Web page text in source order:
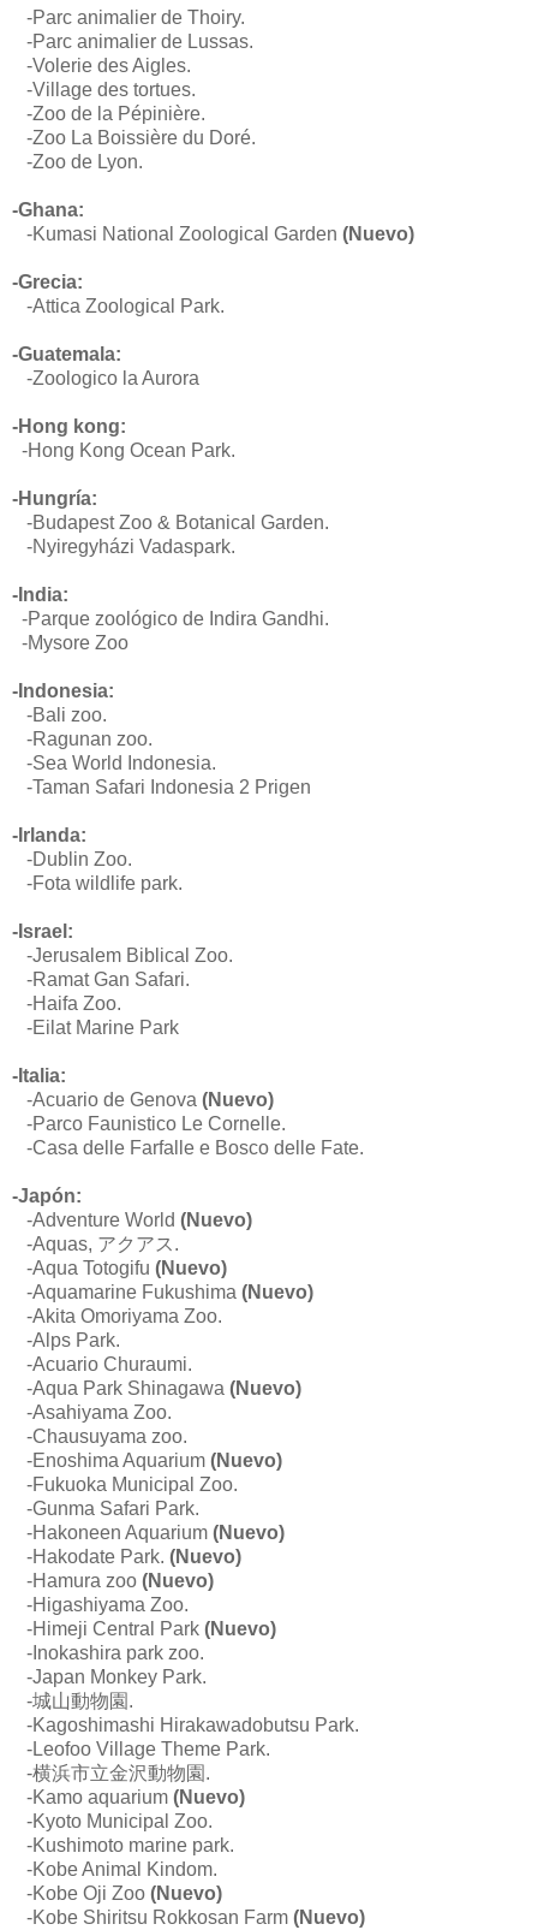
-Parc animalier de Thoiry.
-Parc animalier de Lussas.
-Volerie des Aigles.
-Village des tortues.
-Zoo de la Pépinière.
-Zoo La Boissière du Doré.
-Zoo de Lyon.
-Ghana:
-Kumasi National Zoological Garden (Nuevo)
-Grecia:
-Attica Zoological Park.
-Guatemala:
-Zoologico la Aurora
-Hong kong:
-Hong Kong Ocean Park.
-Hungría:
-Budapest Zoo & Botanical Garden.
-Nyiregyházi Vadaspark.
-India:
-Parque zoológico de Indira Gandhi.
-Mysore Zoo
-Indonesia:
-Bali zoo.
-Ragunan zoo.
-Sea World Indonesia.
-Taman Safari Indonesia 2 Prigen
-Irlanda:
-Dublin Zoo.
-Fota wildlife park.
-Israel:
-Jerusalem Biblical Zoo.
-Ramat Gan Safari.
-Haifa Zoo.
-Eilat Marine Park
-Italia:
-Acuario de Genova (Nuevo)
-Parco Faunistico Le Cornelle.
-Casa delle Farfalle e Bosco delle Fate.
-Japón:
-Adventure World (Nuevo)
-Aquas, アクアス.
-Aqua Totogifu (Nuevo)
-Aquamarine Fukushima (Nuevo)
-Akita Omoriyama Zoo.
-Alps Park.
-Acuario Churaumi.
-Aqua Park Shinagawa (Nuevo)
-Asahiyama Zoo.
-Chausuyama zoo.
-Enoshima Aquarium (Nuevo)
-Fukuoka Municipal Zoo.
-Gunma Safari Park.
-Hakoneen Aquarium (Nuevo)
-Hakodate Park. (Nuevo)
-Hamura zoo (Nuevo)
-Higashiyama Zoo.
-Himeji Central Park (Nuevo)
-Inokashira park zoo.
-Japan Monkey Park.
-城山動物園.
-Kagoshimashi Hirakawadobutsu Park.
-Leofoo Village Theme Park.
-横浜市立金沢動物園.
-Kamo aquarium (Nuevo)
-Kyoto Municipal Zoo.
-Kushimoto marine park.
-Kobe Animal Kindom.
-Kobe Oji Zoo (Nuevo)
-Kobe Shiritsu Rokkosan Farm (Nuevo)